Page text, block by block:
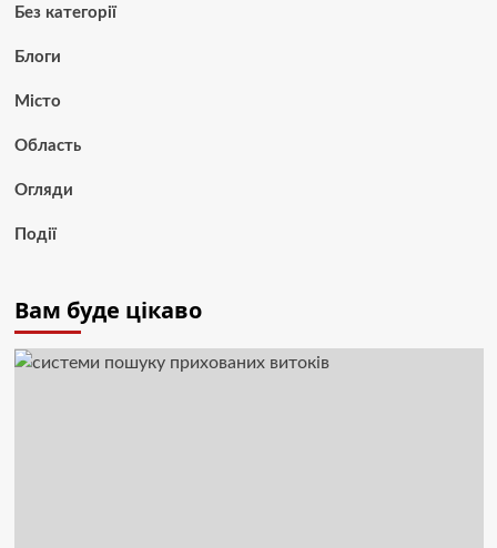
Без категорії
Блоги
Місто
Область
Огляди
Події
Вам буде цікаво